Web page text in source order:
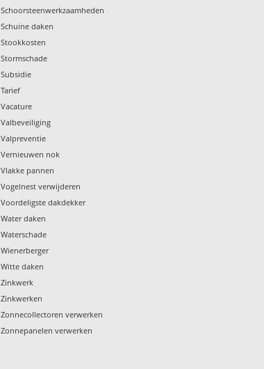
Schoorsteenwerkzaamheden
Schuine daken
Stookkosten
Stormschade
Subsidie
Tarief
Vacature
Valbeveiliging
Valpreventie
Vernieuwen nok
Vlakke pannen
Vogelnest verwijderen
Voordeligste dakdekker
Water daken
Waterschade
Wienerberger
Witte daken
Zinkwerk
Zinkwerken
Zonnecollectoren verwerken
Zonnepanelen verwerken